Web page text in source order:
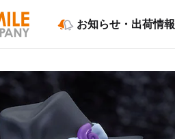
お知らせ・出荷情報